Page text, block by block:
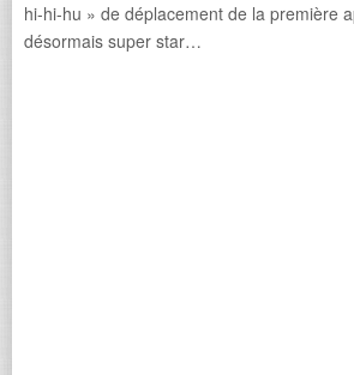
hi-hi-hu » de déplacement de la première
désormais super star…